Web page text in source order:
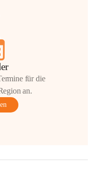
für die
an.